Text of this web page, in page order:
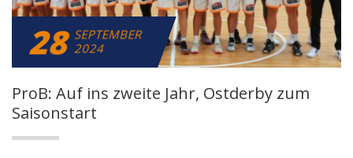
28 SEPTEMBER
2024
ProB: Auf ins zweite Jahr, Ostderby zum
Saisonstart